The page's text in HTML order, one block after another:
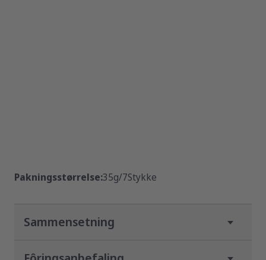
Pakningsstørrelse:35g/7Stykke
Sammensetning
Tilleggsfôr til voksne katter.